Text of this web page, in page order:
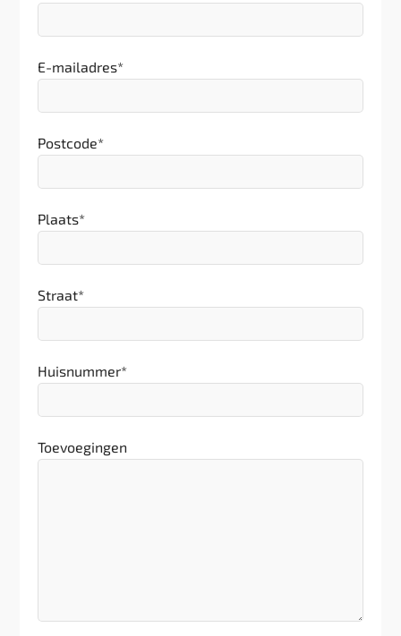
E-mailadres*
Postcode*
Plaats*
Straat*
Huisnummer*
Toevoegingen